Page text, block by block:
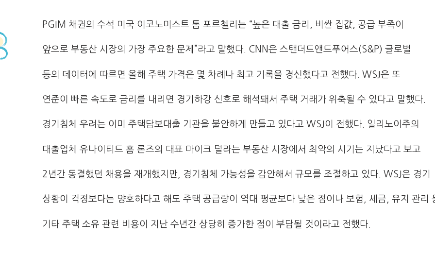
PGIM 채권의 수석 미국 이코노미스트 톰 포르첼리는 “높은 대출 금리, 비싼 집값, 공급 부족이
앞으로 부동산 시장의 가장 주요한 문제”라고 말했다. CNN은 스탠더드앤드푸어스(S&P) 글로벌
등의 데이터에 따르면 올해 주택 가격은 몇 차례나 최고 기록을 경신했다고 전했다. WSJ은 또
연준이 빠른 속도로 금리를 내리면 경기하강 신호로 해석돼서 주택 거래가 위축될 수 있다고 말했다.
경기침체 우려는 이미 주택담보대출 기관을 불안하게 만들고 있다고 WSJ이 전했다. 일리노이주의
대출업체 유나이티드 홈 론즈의 대표 마이크 덜라는 부동산 시장에서 최악의 시기는 지났다고 보고
2년간 동결했던 채용을 재개했지만, 경기침체 가능성을 감안해서 규모를 조절하고 있다. WSJ은 경기
상황이 걱정보다는 양호하다고 해도 주택 공급량이 역대 평균보다 낮은 점이나 보험, 세금, 유지 관리
기타 주택 소유 관련 비용이 지난 수년간 상당히 증가한 점이 부담될 것이라고 전했다.